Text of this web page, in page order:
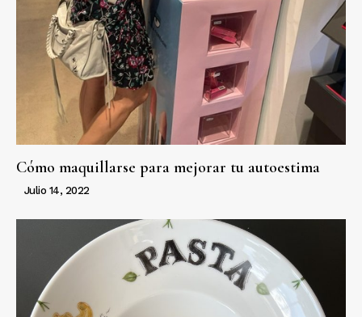
Cómo maquillarse para mejorar tu autoestima
Julio 14, 2022